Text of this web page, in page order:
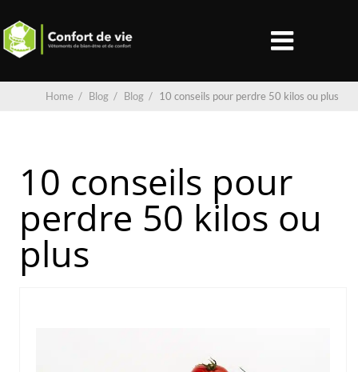
Home / Blog / Blog / 10 conseils pour perdre 50 kilos ou plus
10 conseils pour
perdre 50 kilos ou
plus